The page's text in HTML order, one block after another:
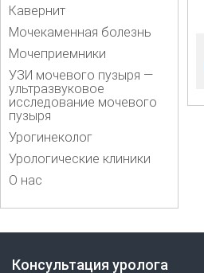
Кавернит
Мочекаменная болезнь
Мочеприемники
УЗИ мочевого пузыря —
ультразвуковое
исследование мочевого
пузыря
Урогинеколог
Урологические клиники
О нас
Консультация уролога